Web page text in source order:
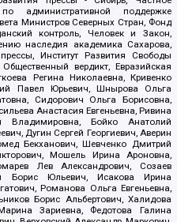
административной поддержке
Министров Северных Стран, Фонд
контроль, Человек и Закон,
наследия академика Сахарова,
Институт Развития Свободы
вердикт, Евразийская
Регина Николаевна, Кривенко
Павел Юрьевич, Шнырова Ольга
Сидорович Ольга Борисовна,
Анастасия Евгеньевна, Ривина
Бойко Анатолий
Дугин Сергей Георгиевич, Аверин
Бекханович, Шевченко Дмитрий
Мошель Ирина Ароновна,
Лев Александрович, Созаев
Борис Юльевич, Исакова Ирина
Романова Ольга Евгеньевна,
Борис Альбертович, Халидова
Зариевна, Федотова Галина